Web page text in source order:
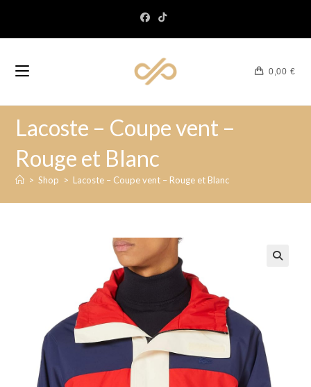
0,00 €
Lacoste – Coupe vent –
Rouge et Blanc
> Shop > Lacoste – Coupe vent – Rouge et Blanc